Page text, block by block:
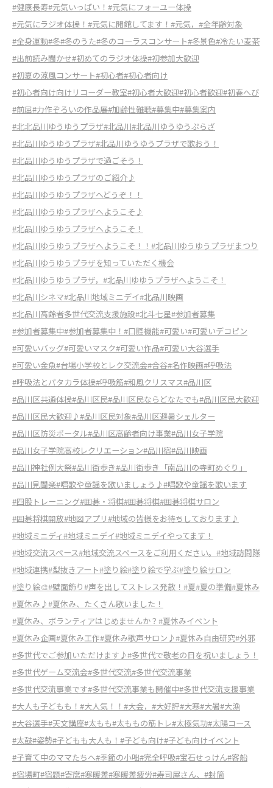
#健康長寿#元気いっぱい！ #元気にフォーユー体操
#元気にラジオ体操！ #元気に開館してます！ #元気， #全年齢対象
#全身運動#冬#冬のうた#冬のコーラスコンサート#冬景色#冷たい麦茶
#出前読み聞かせ#初めてのラジオ体操#初参加大歓迎
#初夏の涼風コンサート#初心者#初心者向け
#初心者向け向けリコーダー教室#初心者大歓迎#初心者歓迎#初春へび
#前屈#力作ぞろいの作品展#加齢性難聴#募集中#募集案内
#北北品川ゆうゆうプラザ#北品川#北品川ゆうゆうぷらざ
#北品川ゆうゆうプラザ#北品川ゆうゆうプラザで歌おう！
#北品川ゆうゆうプラザで過ごそう！
#北品川ゆうゆうプラザのご紹介♪
#北品川ゆうゆうプラザへどうぞ！！
#北品川ゆうゆうプラザへようこそ♪
#北品川ゆうゆうプラザへようこそ！
#北品川ゆうゆうプラザへようこそ！！ #北品川ゆうゆうプラザまつり
#北品川ゆうゆうプラザを知っていただく機会
#北品川ゆうゆうプラザ， #北品川ゆゆうプラザへようこそ！
#北品川シネマ#北品川地域ミニデイ#北品川映画
#北品川高齢者多世代交流支援施設#北斗七星#参加者募集
#参加者募集中#参加者募集中！ #口腔機能#可愛い#可愛いデコピン
#可愛いバッグ#可愛いマスク#可愛い作品#可愛い大谷選手
#可愛い金魚#台場小学校とレク交流会#合谷#名作映画#呼吸法
#呼吸法とパタカラ体操#呼吸筋#和風クリスマス#品川区
#品川区共通体操#品川区民#品川区民ならどなたでも#品川区民大歓迎
#品川区民大歓迎♪#品川区民対象#品川区避暑シェルター
#品川区防災ポータル#品川区高齢者向け事業#品川女子学院
#品川女子学院高校レクリエーション#品川宿#品川映画
#品川神社例大祭#品川街歩き#品川街歩き「南品川の寺町めぐり」
#品川見聞楽#唱歌や童謡を歌いましょう♪#唱歌や童謡を歌います
#四股トレーニング#囲碁・将棋#囲碁将棋#囲碁将棋サロン
#囲碁将棋開放#地図アプリ#地域の皆様をお待ちしております♪
#地域ミニディ#地域ミニデイ#地域ミニデイやってます！
#地域交流スペース#地域交流スペースをご利用ください。 #地域訪問隊
#地域連携#型抜きアート#塗り絵#塗り絵で学ぶ#塗り絵サロン
#塗り絵🎨#壁面飾り#声を出してストレス発散！ #夏#夏の準備#夏休み
#夏休み♪#夏休み、たくさん歌いました！
#夏休み、ボランティアはじめませんか？ #夏休みイベント
#夏休み企画#夏休み工作#夏休み歌声サロン♪#夏休み自由研究#外邪
#多世代でご参加いただけます♪#多世代で敬老の日を祝いましょう！
#多世代ゲーム交流会#多世代交流#多世代交流事業
#多世代交流事業です#多世代交流事業も開催中#多世代交流支援事業
#大人も子どもも！ #大人気！！ #大会， #大好評#大寒#大暑#大漁
#大谷選手#天文講座#太もも#太ももの筋トレ#太極気功#太陽コース
#太鼓#姿勢#子どもも大人も！ #子ども向け#子ども向けイベント
#子育て中のママたちへ#季節の小咄#完全呼吸#宝石せっけん#客船
#宿場町#宿題#寄席#寒暖差#寒暖差疲労#寿司屋さん、 #封筒